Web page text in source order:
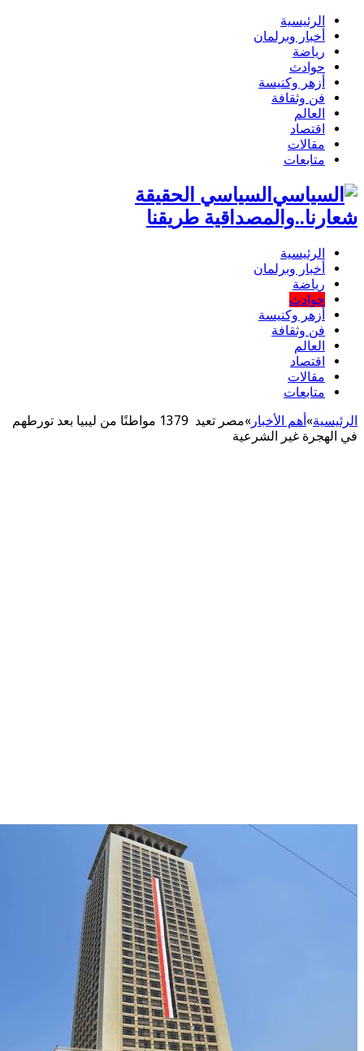
الرئيسية
أخبار وبرلمان
رياضة
حوادث
أزهر وكنيسة
فن وثقافة
العالم
اقتصاد
مقالات
متابعات
السياسي الحقيقة
طريقنا
الرئيسية
أخبار وبرلمان
رياضة
حوادث
أزهر وكنيسة
فن وثقافة
العالم
اقتصاد
مقالات
متابعات
»أهم اﻷخبار»
‏مصر تعيد 1379 مواطنًا من ليبيا بعد تورطهم
غير الشرعية